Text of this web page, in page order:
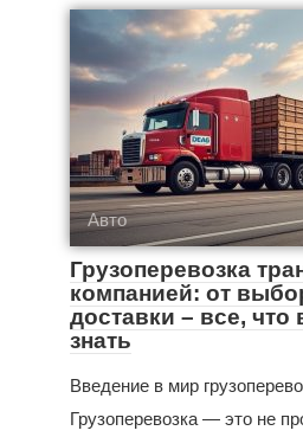
Авто
Грузоперевозка
компанией: от
доставки – все, что
знать
Введение в мир
Грузоперевозка — это не